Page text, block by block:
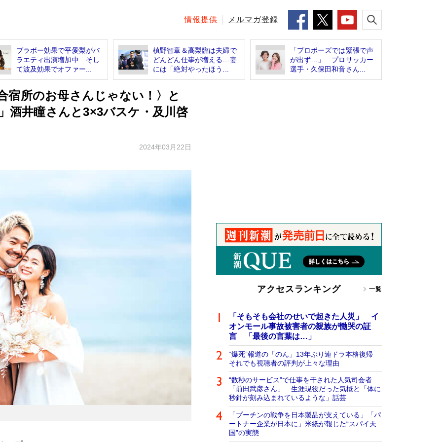
情報提供 メルマガ登録
ブラボー効果で平愛梨がバ
ラエティ出演増加中 そし
て波及効果でオファー...
槙野智章＆高梨臨は夫婦で
どんどん仕事が増える…妻
には「絶対やったほう...
「プロポーズでは緊張で声
が出ず…」 プロサッカー
選手・久保田和音さん...
宿所のお母さんじゃない！〉と
井瞳さんと3×3バスケ・及川啓
2024年03月22日
アクセスランキング 一覧
「そもそも会社のせいで起きた人災」 イ
オンモール事故被害者の親族が慟哭の証
言 「最後の言葉は…」
“爆死”報道の「のん」13年ぶり連ドラ本格復帰
それでも視聴者の評判が上々な理由
“数秒のサービス”で仕事を干された人気司会者
「前田武彦さん」 生涯現役だった気概と「体に
秒針が刻み込まれているような」話芸
「プーチンの戦争を日本製品が支えている」「パ
ートナー企業が日本に」米紙が報じた“スパイ天
国”の実態